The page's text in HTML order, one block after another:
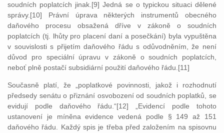
soudních poplatcích jinak.[9] Jedná se o typickou situaci dělené
správy.[10] Právní úprava některých instrumentů obecného
daňového procesu obsažená dříve v zákoně o soudních
poplatcích (tj. lhůty pro placení daní a posečkání) byla vypuštěna
v souvislosti s přijetím daňového řádu s odůvodněním, že není
důvod pro speciální úpravu v zákoně o soudních poplatcích,
neboť plně postačí subsidiární použití daňového řádu.[11]
Současně platí, že „poplatkové povinnosti, jakož i rozhodnutí
předsedy senátu o přiznání osvobození od soudních poplatků, se
evidují podle daňového řádu.“[12] „Evidencí podle tohoto
ustanovení je míněna evidence vedená podle § 149 až 151
daňového řádu. Každý spis je třeba před založením na spisovnu